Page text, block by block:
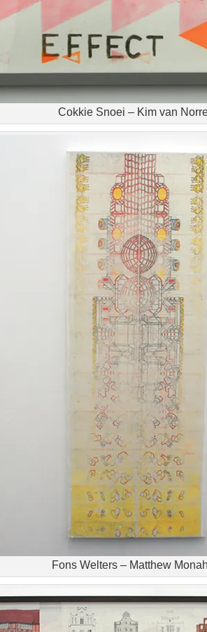
Cokkie Snoei – Kim van
Fons Welters – Matthew